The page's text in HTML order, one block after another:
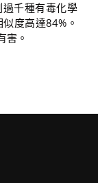
千種有毒化學
度高達84%。
害。